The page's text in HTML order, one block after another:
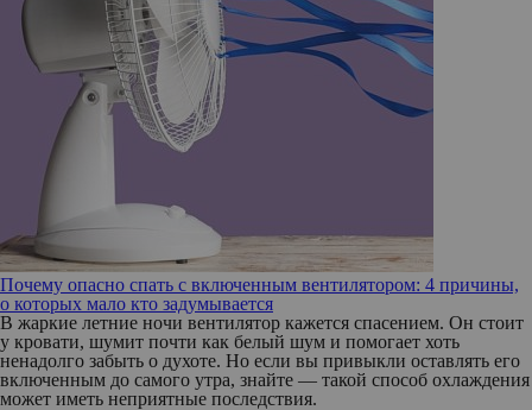
Почему опасно спать с включенным вентилятором: 4 причины,
о которых мало кто задумывается
В жаркие летние ночи вентилятор кажется спасением. Он стоит
у кровати, шумит почти как белый шум и помогает хоть
ненадолго забыть о духоте. Но если вы привыкли оставлять его
включенным до самого утра, знайте — такой способ охлаждения
может иметь неприятные последствия.